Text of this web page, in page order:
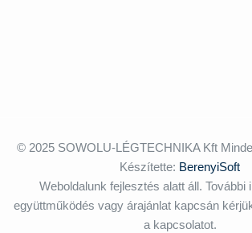
© 2025 SOWOLU-LÉGTECHNIKA Kft
Készítette: BerenyiSoft
Weboldalunk fejlesztés alatt áll. További
együttműködés vagy árajánlat kapcsán
a kapcsolatot.